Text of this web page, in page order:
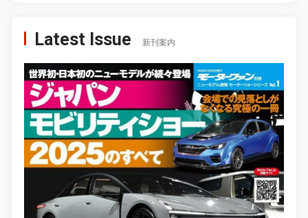
Latest Issue 新刊案内